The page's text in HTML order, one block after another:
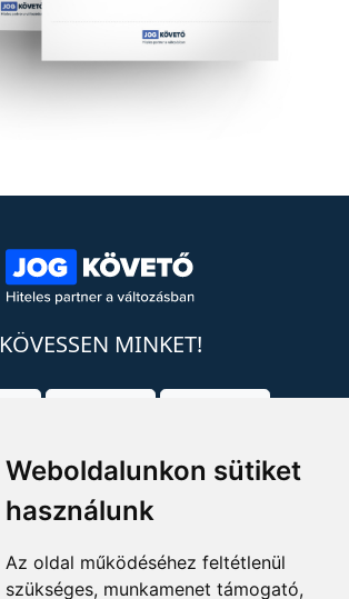
Weboldalunkon sütiket
használunk
Az oldal működéséhez feltétlenül
szükséges, munkamenet támogató,
KÖVESSEN MINKET!
ELÉRHETŐSÉGEK